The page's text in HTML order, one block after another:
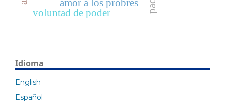
amor a los probres
voluntad de poder
Idioma
English
Español